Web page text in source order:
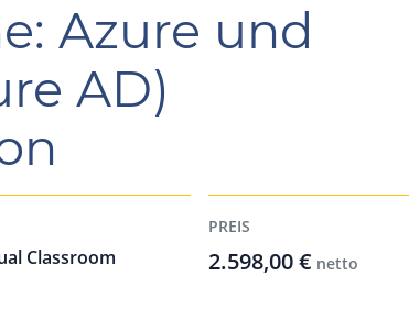
Azure und
AD)
Classroom
PREIS
2.598,00 € netto